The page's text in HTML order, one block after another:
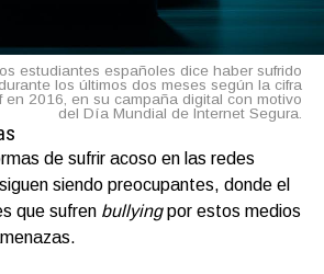
estudiantes españoles dice haber sufrido
los últimos dos meses según la cifra
en 2016, en su campaña digital con motivo
del Día Mundial de Internet Segura.
de sufrir acoso en las redes
siendo preocupantes, donde el
que sufren bullyingpor estos medios